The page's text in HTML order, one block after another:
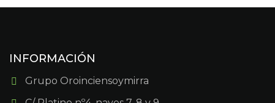
INFORMACIÓN
Grupo Oroinciensoymirra